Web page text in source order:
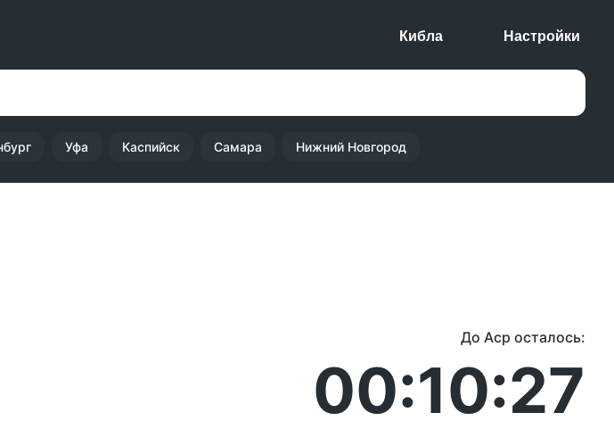
Кибла Настройки
Уфа Каспийск Самара Нижний Новгород
До Аср осталось:
00:10:27